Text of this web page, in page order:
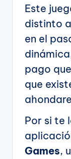
Este
distinto
en el
pago
que
Por si te
Games,